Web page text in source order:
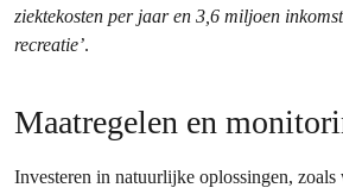
ziektekosten per jaar en 3,6 miljoen
recreatie’.
Maatregelen en
Investeren in natuurlijke oplossingen, zoals